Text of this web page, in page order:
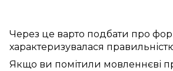
Через це варто подбати про
характеризувалася
Якщо ви помітили мовленнєві